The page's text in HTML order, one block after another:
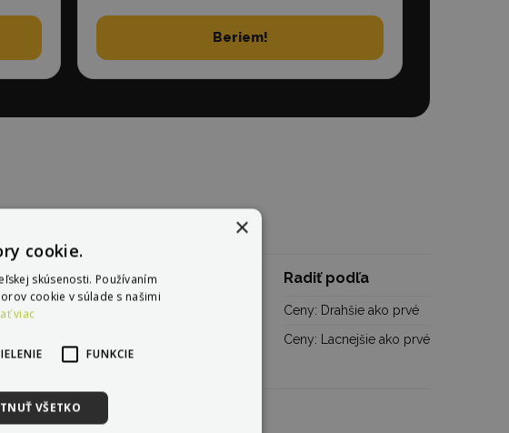
Beriem!
Hmotnosť s batériou
Rozsah: 11 kg - 53 kg
Radiť podľa
Ceny: Drahšie ako prvé
Ceny: Lacnejšie ako prvé
×
cookie.
skúsenosti. Používaním
cookie v súlade s našimi
viac
FUNKCIE
VŠETKO